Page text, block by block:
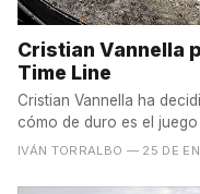
Cristian Vannella
Time Line
Cristian Vannella ha
cómo de duro es el
IVÁN TORRALBO — 25 DE